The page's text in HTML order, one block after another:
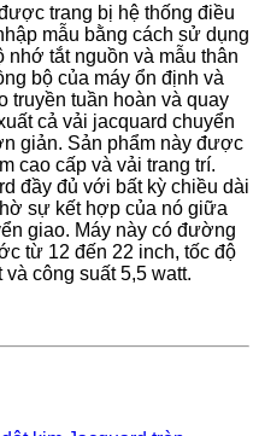
trang bị hệ thống điều
mẫu bằng cách sử dụng
nhớ tắt nguồn và mẫu thân
bộ của máy ổn định và
truyền tuần hoàn và quay
cả vải jacquard chuyển
giản. Sản phẩm này được
cao cấp và vải trang trí.
đầy đủ với bất kỳ chiều dài
sự kết hợp của nó giữa
giao. Máy này có đường
từ 12 đến 22 inch, tốc độ
công suất 5,5 watt.